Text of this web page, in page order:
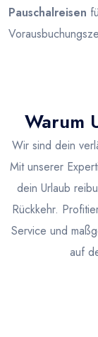
Pauschalreisen
Warum
Wir sind dein
Mit unserer
dein Urlaub
Rückkehr.
Service und
auf